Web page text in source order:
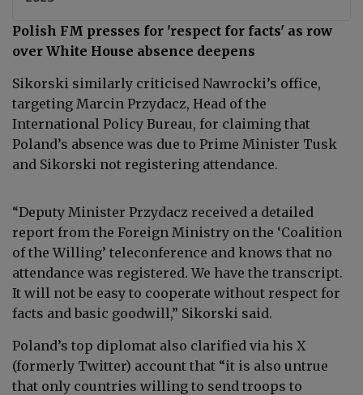
Polish FM presses for 'respect for facts' as row
over White House absence deepens
Sikorski similarly criticised Nawrocki’s office,
targeting Marcin Przydacz, Head of the
International Policy Bureau, for claiming that
Poland’s absence was due to Prime Minister Tusk
and Sikorski not registering attendance.
“Deputy Minister Przydacz received a detailed
report from the Foreign Ministry on the ‘Coalition
of the Willing’ teleconference and knows that no
attendance was registered. We have the transcript.
It will not be easy to cooperate without respect for
facts and basic goodwill,” Sikorski said.
Poland’s top diplomat also clarified via his X
(formerly Twitter) account that “it is also untrue
that only countries willing to send troops to